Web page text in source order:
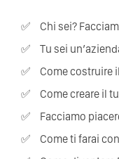
Chi sei?
Tu sei
Come
Come creare il
Facciamo
Come ti farai